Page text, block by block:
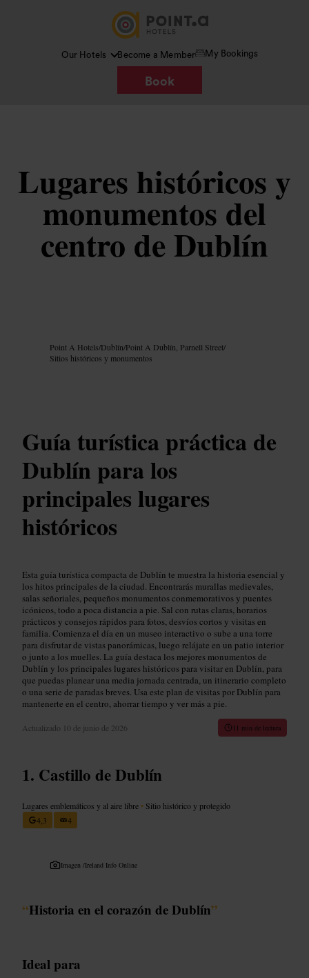
Our Hotels Become a Member My Bookings
Book
Lugares históricos y
monumentos del
centro de Dublín
Point A Hotels/Dublín/Point A Dublín, Parnell Street/
Sitios históricos y monumentos
Guía turística práctica de
Dublín para los
principales lugares
históricos
Esta guía turística compacta de Dublín te muestra la historia esencial y
los hitos principales de la ciudad. Encontrarás murallas medievales,
salas señoriales, pequeños monumentos conmemorativos y puentes
icónicos, todo a poca distancia a pie. Sal con rutas claras, horarios
prácticos y consejos rápidos para fotos, desvíos cortos y visitas en
familia. Comienza el día en un museo interactivo o sube a una torre
para disfrutar de vistas panorámicas, luego relájate en un patio interior
o junto a los muelles. La guía destaca los mejores monumentos de
Dublín y los principales lugares históricos para visitar en Dublín, para
que puedas planear una media jornada centrada, un itinerario completo
o una serie de paradas breves. Usa este plan de visitas por Dublín para
mantenerte en el centro, ahorrar tiempo y ver más a pie.
Actualizado 10 de junio de 2026 11 min de lectura
Castillo de Dublín
Lugares emblemáticos y al aire libre • Sitio histórico y protegido
4,3
4
Imagen /Ireland Info Online
“Historia en el corazón de Dublín”
Ideal para